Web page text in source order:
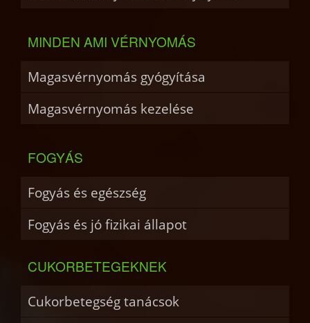
MINDEN AMI VÉRNYOMÁS
Magasvérnyomás gyógyítása
Magasvérnyomás kezelése
FOGYÁS
Fogyás és egészség
Fogyás és jó fizikai állapot
CUKORBETEGEKNEK
Cukorbetegség tanácsok